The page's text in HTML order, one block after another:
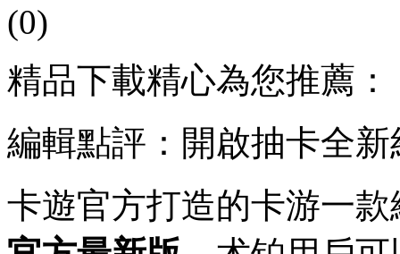
(0)
精品下載精心為您推薦：
編輯點評：開啟抽卡全新
卡遊官方打造的卡游一